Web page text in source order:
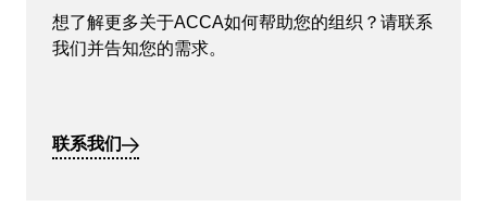
想了解更多关于ACCA如何帮助您的组织？请联系
我们并告知您的需求。
联系我们